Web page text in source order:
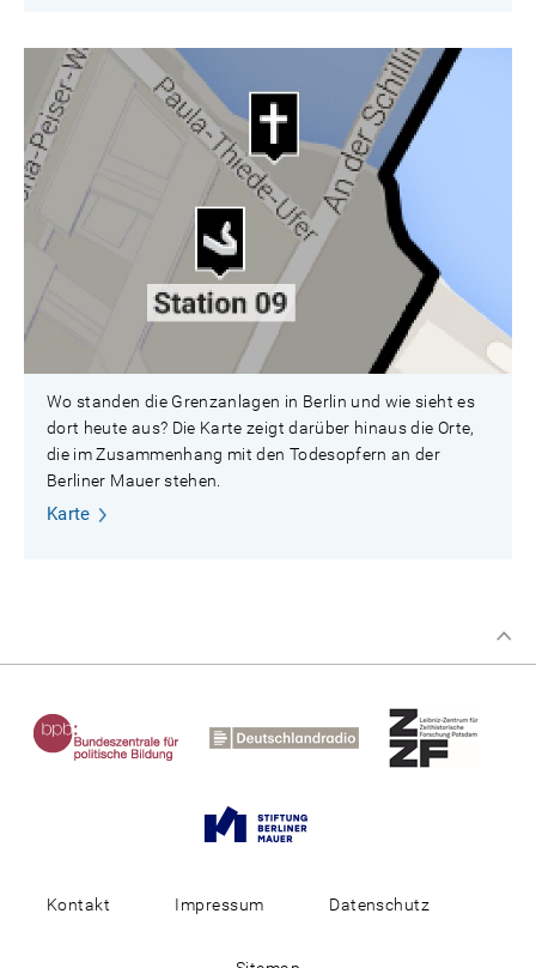
Wo standen die Grenzanlagen in Berlin und wie sieht es
dort heute aus? Die Karte zeigt darüber hinaus die Orte,
die im Zusammenhang mit den Todesopfern an der
Berliner Mauer stehen.
Karte
Kontakt Impressum Datenschutz